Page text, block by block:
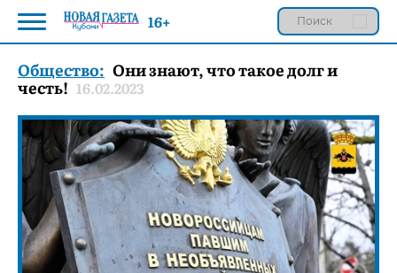
Общество: Они знают, что такое долг и
честь! 16.02.2023
16+